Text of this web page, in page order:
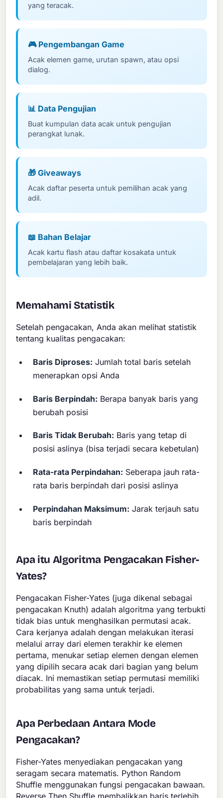
yang teracak.
🎮 Pengembangan Game
Acak elemen game, urutan spawn, atau opsi
dialog.
📊 Data Pengujian
Buat kumpulan data acak untuk pengujian
perangkat lunak.
🎁 Giveaways
Acak daftar peserta untuk pemilihan acak yang
adil.
📖 Bahan Belajar
Acak kartu flash atau daftar kosakata untuk
pembelajaran yang lebih baik.
Memahami Statistik
Setelah pengacakan, Anda akan melihat statistik
tentang kualitas pengacakan:
Baris Diproses: Jumlah total baris setelah
menerapkan opsi Anda
Baris Berpindah: Berapa banyak baris yang
berubah posisi
Baris Tidak Berubah: Baris yang tetap di
posisi aslinya (bisa terjadi secara kebetulan)
Rata-rata Perpindahan: Seberapa jauh rata-
rata baris berpindah dari posisi aslinya
Perpindahan Maksimum: Jarak terjauh satu
baris berpindah
Apa itu Algoritma Pengacakan Fisher-
Yates?
Pengacakan Fisher-Yates (juga dikenal sebagai
pengacakan Knuth) adalah algoritma yang terbukti
tidak bias untuk menghasilkan permutasi acak.
Cara kerjanya adalah dengan melakukan iterasi
melalui array dari elemen terakhir ke elemen
pertama, menukar setiap elemen dengan elemen
yang dipilih secara acak dari bagian yang belum
diacak. Ini memastikan setiap permutasi memiliki
probabilitas yang sama untuk terjadi.
Apa Perbedaan Antara Mode
Pengacakan?
Fisher-Yates menyediakan pengacakan yang
seragam secara matematis. Python Random
Shuffle menggunakan fungsi pengacakan bawaan.
Reverse Then Shuffle membalikkan baris terlebih